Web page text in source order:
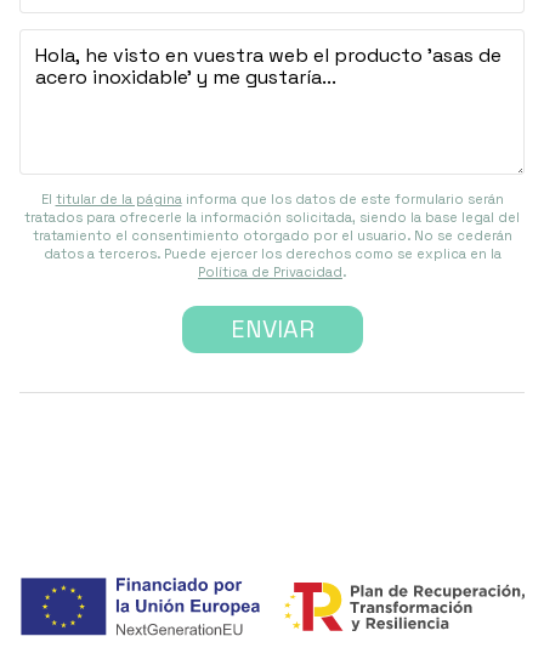
El titular de la página informa que los datos de este formulario serán
tratados para ofrecerle la información solicitada, siendo la base legal del
tratamiento el consentimiento otorgado por el usuario. No se cederán
datos a terceros. Puede ejercer los derechos como se explica en la
Política de Privacidad.